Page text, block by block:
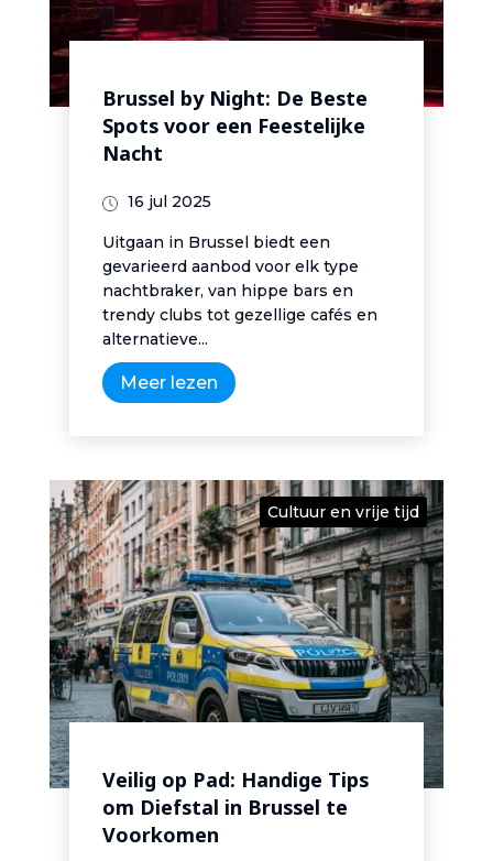
Brussel by Night: De Beste
Spots voor een Feestelijke
Nacht
16 jul 2025
Uitgaan in Brussel biedt een
gevarieerd aanbod voor elk type
nachtbraker, van hippe bars en
trendy clubs tot gezellige cafés en
alternatieve...
Meer lezen
Cultuur en vrije tijd
Veilig op Pad: Handige Tips
om Diefstal in Brussel te
Voorkomen